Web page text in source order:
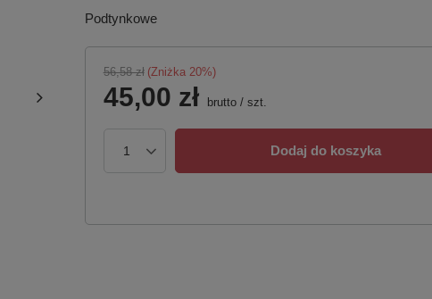
Podtynkowe
56,58 zł (Zniżka 20%)
45,00 zł brutto/ szt.
Dodaj do koszyka